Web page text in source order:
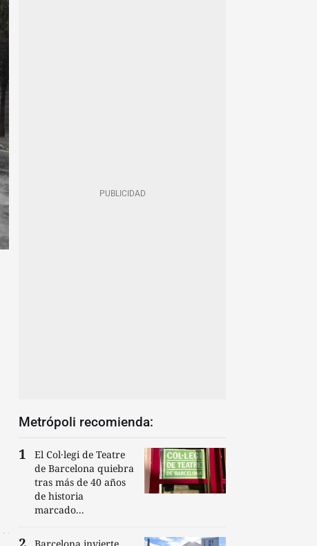
Metrópoli recomienda:
El Col·legi de Teatre
de Barcelona quiebra
tras más de 40 años
de historia
marcado...